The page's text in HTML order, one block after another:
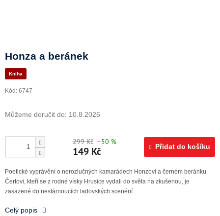
Honza a beránek
Kniha
Kód: 6747
Můžeme doručit do: 10.8.2026
299 Kč –50 %
149 Kč Přidat do košíku
Poetické vyprávění o nerozlučných kamarádech Honzovi a černém beránku
Čertovi, kteří se z rodné vísky Hrusice vydali do světa na zkušenou, je
zasazené do nestárnoucích ladovských scenérií.
Celý popis